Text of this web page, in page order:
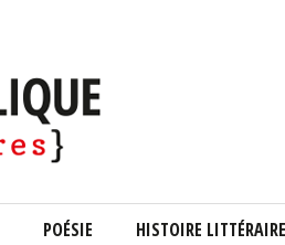
POÉSIE HISTOIRE LITTÉRAIRE